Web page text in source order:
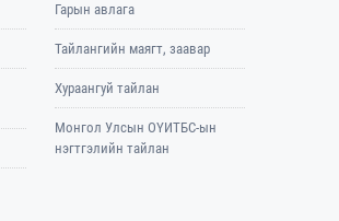
Гарын авлага
Тайлангийн маягт, заавар
Хураангуй тайлан
Монгол Улсын ОҮИТБС-ын
нэгтгэлийн тайлан